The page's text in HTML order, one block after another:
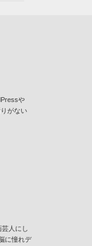
や
がない
人にし
に憧れデ